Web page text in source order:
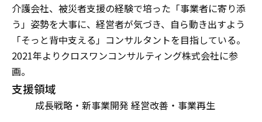
介護会社、被災者支援の経験で培った「事業者に寄り添
う」姿勢を大事に、経営者が気づき、自ら動き出すよう
「そっと背中支える」コンサルタントを目指している。
2021年よりクロスワンコンサルティング株式会社に参
画。
支援領域
成長戦略・新事業開発 経営改善・事業再生